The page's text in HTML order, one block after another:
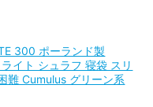
300 ポーランド製
イト シュラフ 寝袋 スリ
難 Cumulus グリーン系